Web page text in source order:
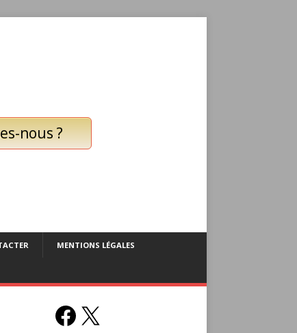
nous ?
MENTIONS LÉGALES